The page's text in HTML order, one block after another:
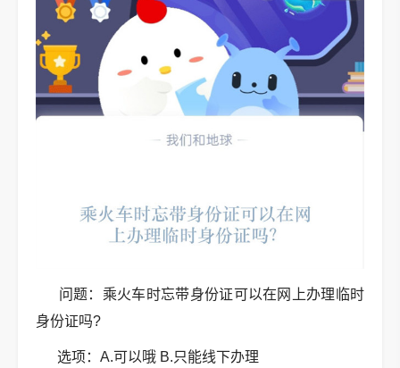
问题：乘火车时忘带身份证可以在网上办理临时
身份证吗?
选项：A.可以哦 B.只能线下办理